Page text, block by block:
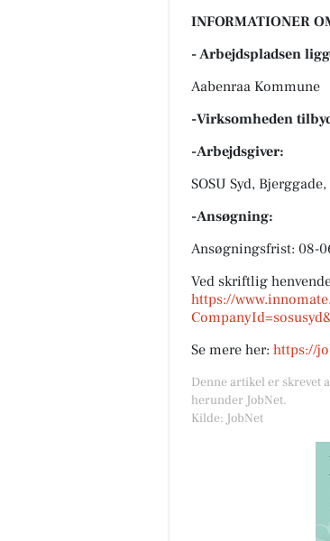
INFORMATIONER
- Arbejdspladsen
Aabenraa Kommune
-Virksomheden
-Arbejdsgiver:
SOSU Syd,
-Ansøgning:
Ansøgningsfrist: 08-
Ved skriftlig
https://
Se mere her: https://
Denne artikel er skrevet
herunder JobNet.
Kilde: JobNet